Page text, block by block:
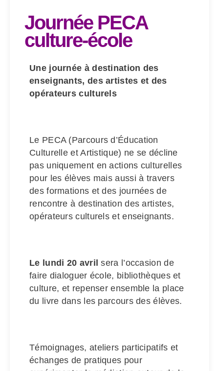
Journée PECA
culture-école
Une journée à destination des
enseignants, des artistes et des
opérateurs culturels
Le PECA (Parcours d’Éducation
Culturelle et Artistique) ne se décline
pas uniquement en actions culturelles
pour les élèves mais aussi à travers
des formations et des journées de
rencontre à destination des artistes,
opérateurs culturels et enseignants.
Le lundi 20 avril sera l’occasion de
faire dialoguer école, bibliothèques et
culture, et repenser ensemble la place
du livre dans les parcours des élèves.
Témoignages, ateliers participatifs et
échanges de pratiques pour